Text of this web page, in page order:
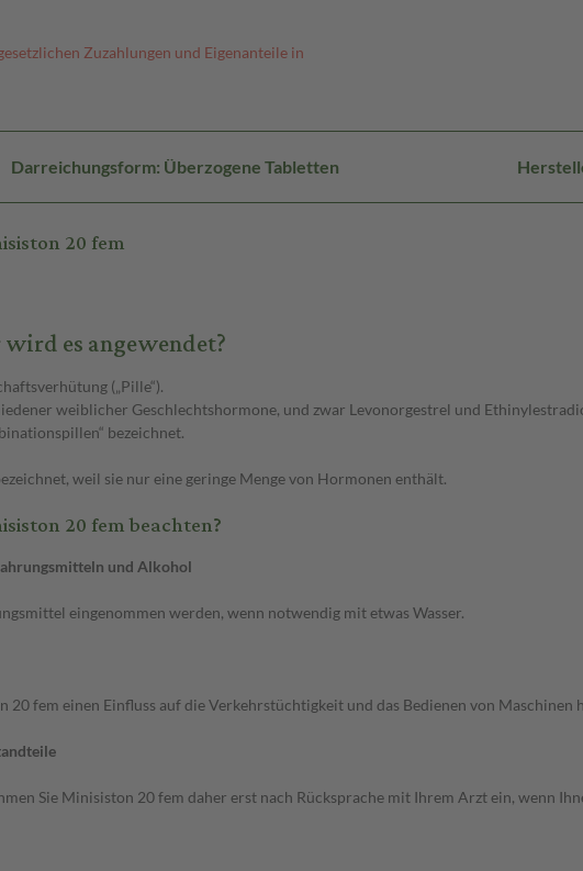
Zuzahlungen und Eigenanteile in
Darreichungsform: Überzogene Tabletten
20 fem
es angewendet?
(„Pille“).
weiblicher Geschlechtshormone, und zwar Levonorgestrel und
bezeichnet.
weil sie nur eine geringe Menge von Hormonen enthält.
20 fem beachten?
und Alkohol
eingenommen werden, wenn notwendig mit etwas Wasser.
20 fem einen Einfluss auf die Verkehrstüchtigkeit und das Bedienen von Maschinen
Sie Minisiston 20 fem daher erst nach Rücksprache mit Ihrem Arzt ein, wenn